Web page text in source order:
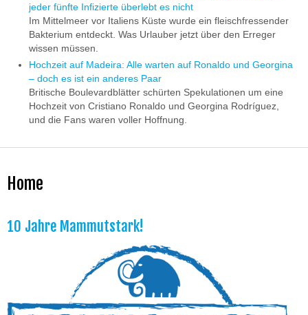
jeder fünfte Infizierte überlebt es nicht
Im Mittelmeer vor Italiens Küste wurde ein fleischfressender
Bakterium entdeckt. Was Urlauber jetzt über den Erreger
wissen müssen.
Hochzeit auf Madeira: Alle warten auf Ronaldo und Georgina
– doch es ist ein anderes Paar
Britische Boulevardblätter schürten Spekulationen um eine
Hochzeit von Cristiano Ronaldo und Georgina Rodríguez,
und die Fans waren voller Hoffnung.
Home
10 Jahre Mammutstark!